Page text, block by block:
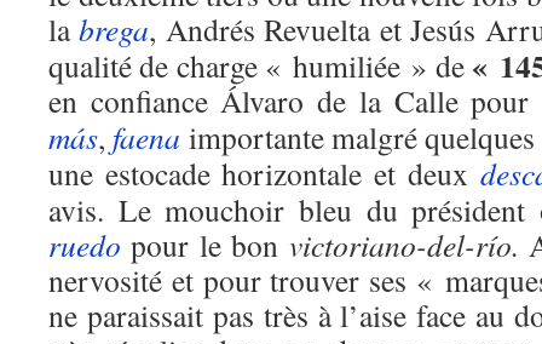
labrega, Andrés Revuelta et Jesús
qualité de charge « humiliée » de «
en confiance Álvaro de la Calle
más, faena importante malgré
une estocade horizontale et deux
avis. Le mouchoir bleu du
ruedo pour le bon victoriano-del-río.
nervosité et pour trouver ses «
ne paraissait pas très à l’aise face au